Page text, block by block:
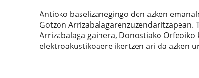
Antioko baselizanegingo den azken
Gotzon
Arrizabalaga gainera, Donostiako
elektroakustikoaere ikertzen ari da azken